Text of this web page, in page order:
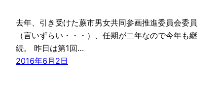
去年、引き受けた蕨市男女共同参画推進委員会委員
（言いずらい・・・）、任期が二年なので今年も継
続。 昨日は第1回…
2016年6月2日